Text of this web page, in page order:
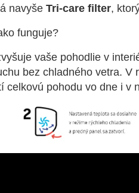
navyše Tri-care filter,
funguje?
vaše pohodlie v
bez chladného vetra.
celkovú pohodu vo dne i v